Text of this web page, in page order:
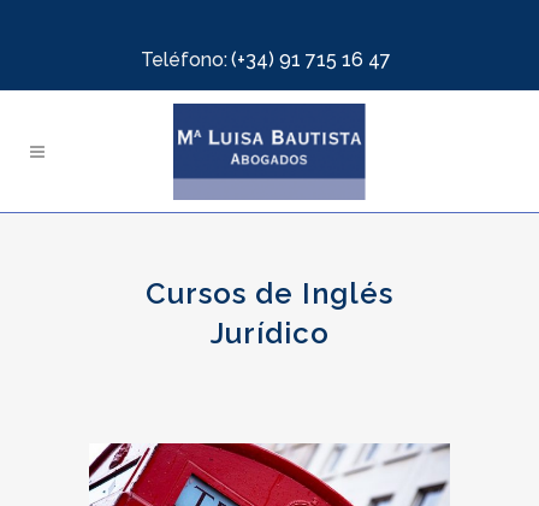
Teléfono:(+34) 91 715 16 47
Cursos de Inglés
Jurídico